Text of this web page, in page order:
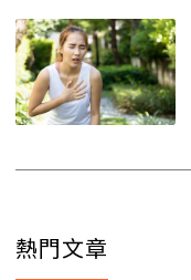
熱門文章